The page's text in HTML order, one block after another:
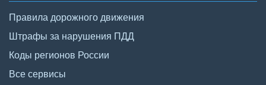
Правила дорожного движения
Штрафы за нарушения ПДД
Коды регионов России
Все сервисы